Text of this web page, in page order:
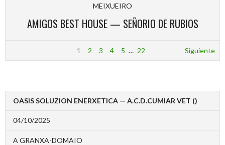
MEIXUEIRO
AMIGOS BEST HOUSE — SEÑORIO DE RUBIOS
1 2 3 4 5 … 22 Siguiente
OASIS SOLUZION ENERXETICA — A.C.D.CUMIAR VET ()
04/10/2025
A GRANXA-DOMAIO